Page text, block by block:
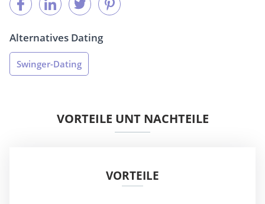
Alternatives Dating
Swinger-Dating
VORTEILE UNT NACHTEILE
VORTEILE